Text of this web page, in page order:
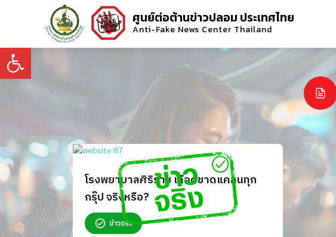
Open toolbar
ศูนย์ต่อต้านข่าวปลอม ประเทศไทย
Anti-Fake News Center Thailand
โรงพยาบาลศิริราช เลือดขาดแคลนทุก
กรุ๊ป จริงหรือ?
ข่าวจริง